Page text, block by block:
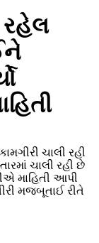
રહેલ
ચાલી રહી
ચાલી રહી છે
માહિતી આપી
મજબૂતાઈ રીતે